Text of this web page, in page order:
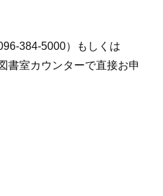
384-5000）もしくは
ンターで直接お申